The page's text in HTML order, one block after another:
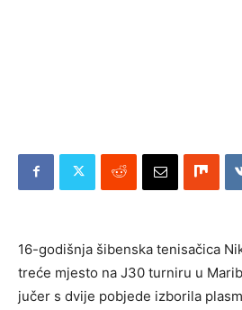
16-godišnja šibenska tenisačica
treće mjesto na J30 turniru u
jučer s dvije pobjede izborila